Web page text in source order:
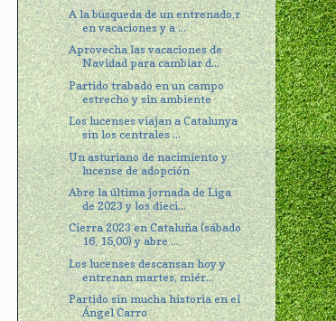
A la busqueda de un entrenado,r
en vacaciones y a ...
Aprovecha las vacaciones de
Navidad para cambiar d...
Partido trabado en un campo
estrecho y sin ambiente
Los lucenses viajan a Catalunya
sin los centrales ...
Un asturiano de nacimiento y
lucense de adopción
Abre la última jornada de Liga
de 2023 y los dieci...
Cierra 2023 en Cataluña (sábado
16, 15,00) y abre ...
Los lucenses descansan hoy y
entrenan martes, miér...
Partido sin mucha historia en el
Ángel Carro